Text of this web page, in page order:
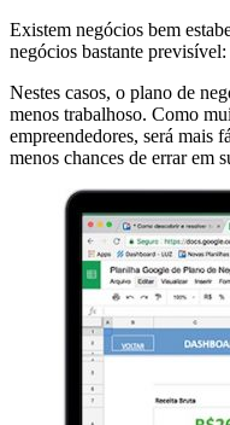
Existem negócios bem
negócios bastante
Nestes casos, o plano de
menos trabalhoso. Como
empreendedores, será mais
menos chances de errar em